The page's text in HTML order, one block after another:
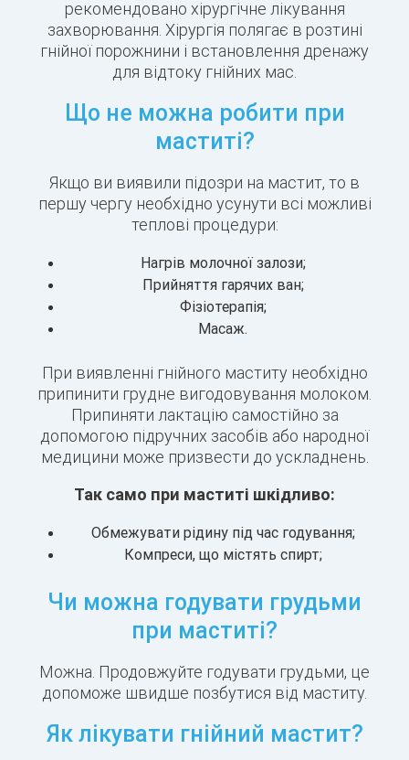
рекомендовано хірургічне лікування
захворювання. Хірургія полягає в розтині
гнійної порожнини і встановлення дренажу
для відтоку гнійних мас.
Що не можна робити при
маститі?
Якщо ви виявили підозри на мастит, то в
першу чергу необхідно усунути всі можливі
теплові процедури:
Нагрів молочної залози;
Прийняття гарячих ван;
Фізіотерапія;
Масаж.
При виявленні гнійного маститу необхідно
припинити грудне вигодовування молоком.
Припиняти лактацію самостійно за
допомогою підручних засобів або народної
медицини може призвести до ускладнень.
Так само при маститі шкідливо:
Обмежувати рідину під час годування;
Компреси, що містять спирт;
Чи можна годувати грудьми
при маститі?
Можна. Продовжуйте годувати грудьми, це
допоможе швидше позбутися від маститу.
Як лікувати гнійний мастит?